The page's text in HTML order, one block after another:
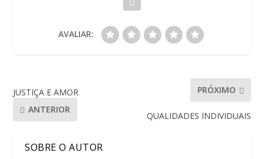
AVALIAR:
JUSTIÇA E AMOR
ANTERIOR
PRÓXIMO
QUALIDADES INDIVIDUAIS
SOBRE O AUTOR